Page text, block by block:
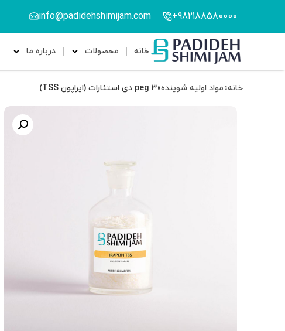
982188580000+
info@padidehshimijam.com
خانه محصولات درباره ما
خانه»مواد اولیه شوینده»peg 3 دی استئارات (ایراپون TSS)